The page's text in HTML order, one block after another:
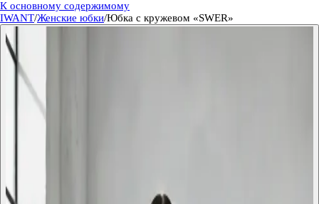
К основному содержимому
IWANT/Женские юбки/Юбка с кружевом «SWER»